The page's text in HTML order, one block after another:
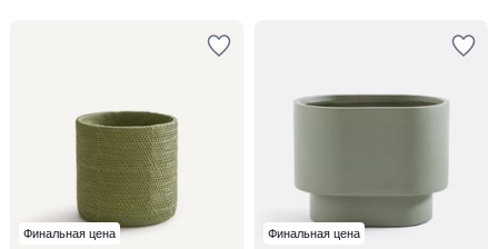
Финальная цена Финальная цена